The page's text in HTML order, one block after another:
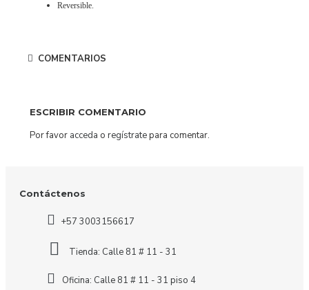
Reversible.
COMENTARIOS
ESCRIBIR COMENTARIO
Por favor acceda o regístratepara comentar.
Contáctenos
+57 3003156617
Tienda: Calle 81 # 11 - 31
Oficina: Calle 81 # 11 - 31 piso 4